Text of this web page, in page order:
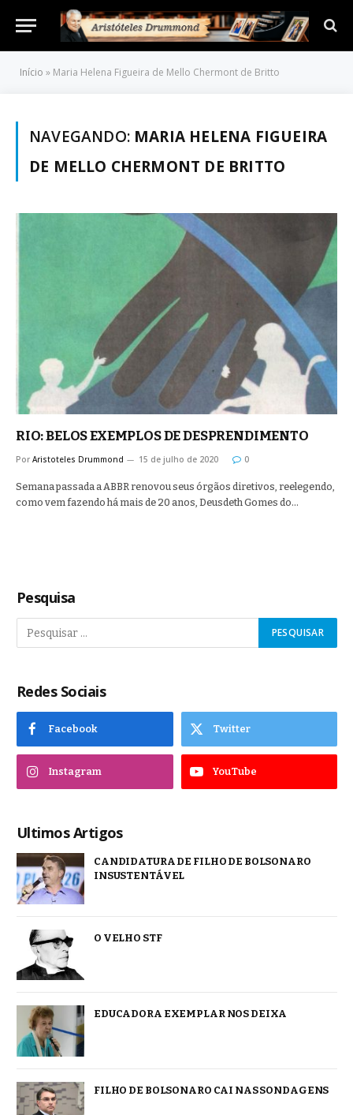
Início » Maria Helena Figueira de Mello Chermont de Britto
NAVEGANDO: MARIA HELENA FIGUEIRA
DE MELLO CHERMONT DE BRITTO
RIO: BELOS EXEMPLOS DE DESPRENDIMENTO
Por Aristoteles Drummond 15 de julho de 2020 0
Semana passada a ABBR renovou seus órgãos diretivos, reelegendo,
como vem fazendo há mais de 20 anos, Deusdeth Gomes do…
Pesquisa
Redes Sociais
Facebook Twitter
Instagram YouTube
Ultimos Artigos
CANDIDATURA DE FILHO DE BOLSONARO
INSUSTENTÁVEL
O VELHO STF
EDUCADORA EXEMPLAR NOS DEIXA
FILHO DE BOLSONARO CAI NAS SONDAGENS